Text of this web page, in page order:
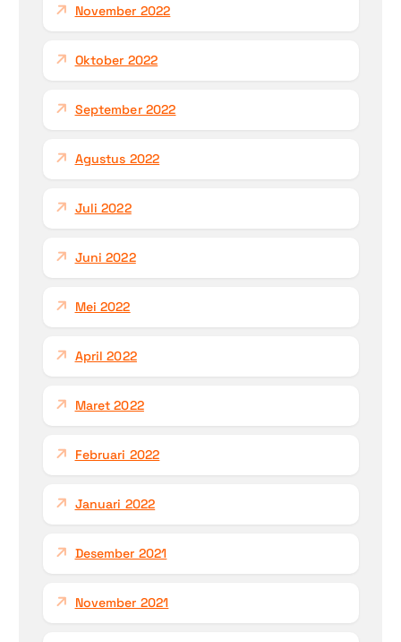
November 2022
Oktober 2022
September 2022
Agustus 2022
Juli 2022
Juni 2022
Mei 2022
April 2022
Maret 2022
Februari 2022
Januari 2022
Desember 2021
November 2021